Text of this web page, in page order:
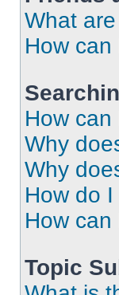
What
How
How
Why
Why
How do
How
Topic